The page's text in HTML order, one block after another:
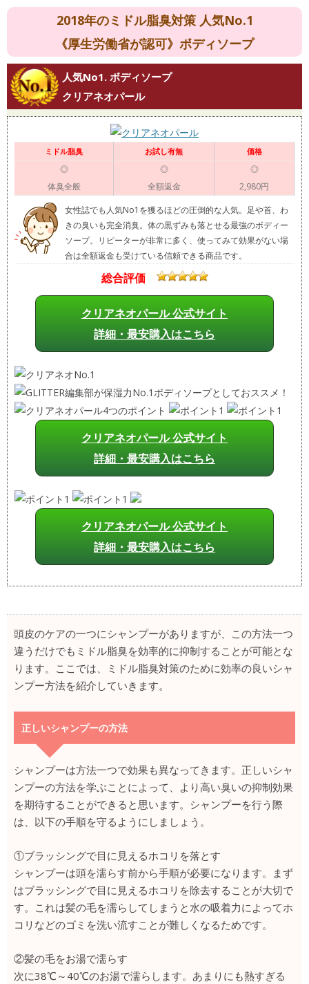
2018年のミドル脂臭対策 人気No.1
《厚生労働省が認可》ボディソープ
人気No1. ボディソープ
クリアネオパール
ミドル脂臭 お試し有無 価格
◎
体臭全般
◎
全額返金
◎
2,980円
女性誌でも人気No1を獲るほどの圧倒的な人気。足や首、わ
きの臭いも完全消臭。体の黒ずみも落とせる最強のボディー
ソープ。リピーターが非常に多く、使ってみて効果がない場
合は全額返金も受けている信頼できる商品です。
総合評価
クリアネオパール 公式サイト
詳細・最安購入はこちら
クリアネオパール 公式サイト
詳細・最安購入はこちら
クリアネオパール 公式サイト
詳細・最安購入はこちら
頭皮のケアの一つにシャンプーがありますが、この方法一つ
違うだけでもミドル脂臭を効率的に抑制することが可能とな
ります。ここでは、ミドル脂臭対策のために効率の良いシャ
ンプー方法を紹介していきます。
正しいシャンプーの方法
シャンプーは方法一つで効果も異なってきます。正しいシャ
ンプーの方法を学ぶことによって、より高い臭いの抑制効果
を期待することができると思います。シャンプーを行う際
は、以下の手順を守るようにしましょう。
①ブラッシングで目に見えるホコリを落とす
シャンプーは頭を濡らす前から手順が必要になります。まず
はブラッシングで目に見えるホコリを除去することが大切で
す。これは髪の毛を濡らしてしまうと水の吸着力によってホ
コリなどのゴミを洗い流すことが難しくなるためです。
②髪の毛をお湯で濡らす
次に38℃～40℃のお湯で濡らします。あまりにも熱すぎる